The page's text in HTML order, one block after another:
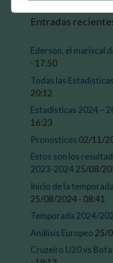
Entradas
Ederson, el mariscal
- 17:50
Todas las
20:12
Estadísticas 2024 –
16:23
Pronosticos 02/11/
Estos son los
2023-2024 25/08/
Inicio de la
25/08/2024 - 08:41
Temporada 2024/
Análisis Europeo 25/
Cruzeiro U20 vs